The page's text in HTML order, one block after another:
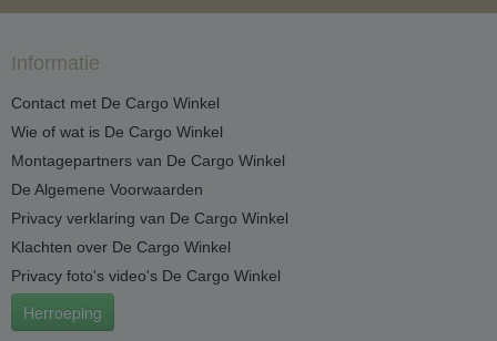
Informatie
Contact met De Cargo Winkel
Wie of wat is De Cargo Winkel
Montagepartners van De Cargo Winkel
De Algemene Voorwaarden
Privacy verklaring van De Cargo Winkel
Klachten over De Cargo Winkel
Privacy foto's video's De Cargo Winkel
Herroeping